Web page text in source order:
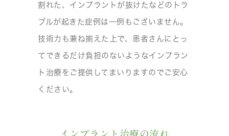
割れた、インプラントが抜けたなどのトラ
ブルが起きた症例は一例もございません。
技術力も兼ね揃えた上で、患者さんにとっ
てできるだけ負担のないようなインプラン
ト治療をご提供してまいりますのでご安心
ください。
インプラント治療の流れ